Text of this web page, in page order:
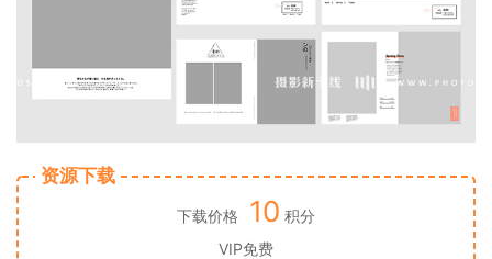
资源下载
下载价格 10 积分
VIP免费